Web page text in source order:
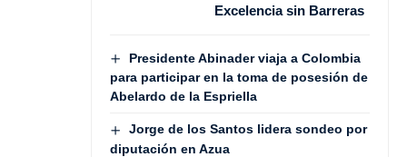
Excelencia sin Barreras
Presidente Abinader viaja a Colombia
para participar en la toma de posesión de
Abelardo de la Espriella
Jorge de los Santos lidera sondeo por
diputación en Azua